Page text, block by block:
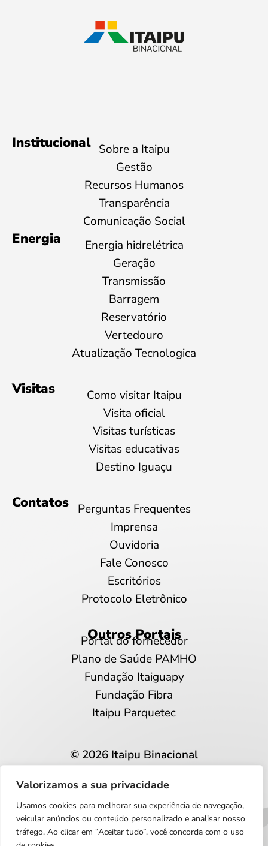
Valorizamos a sua privacidade
Usamos cookies para melhorar sua experiência de navegação,
veicular anúncios ou conteúdo personalizado e analisar nosso
tráfego. Ao clicar em “Aceitar tudo”, você concorda com o uso
Institucional Sobre a Itaipu
Gestão
Recursos Humanos
Transparência
Comunicação Social
Energia
Energia hidrelétrica
Geração
Transmissão
Barragem
Reservatório
Vertedouro
Atualização Tecnologica
Visitas
Como visitar Itaipu
Visita oficial
Visitas turísticas
Visitas educativas
Destino Iguaçu
Contatos
Perguntas Frequentes
Imprensa
Ouvidoria
Fale Conosco
Escritórios
Protocolo Eletrônico
Outros Portais
Portal do fornecedor
Plano de Saúde PAMHO
Fundação Itaiguapy
Fundação Fibra
Itaipu Parquetec
© 2026 Itaipu Binacional
Privacidade e proteção de dados
Português